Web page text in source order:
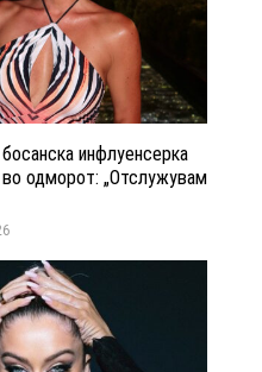
инфлуенсерка
одморот: „Отслужувам